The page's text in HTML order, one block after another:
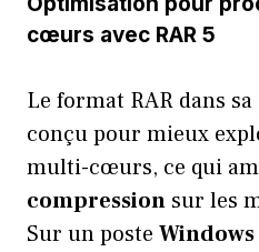
cœurs avec RAR 5
Le format RAR dans
conçu pour mieux
multi-cœurs, ce qui
compression sur les
Sur un poste Windows